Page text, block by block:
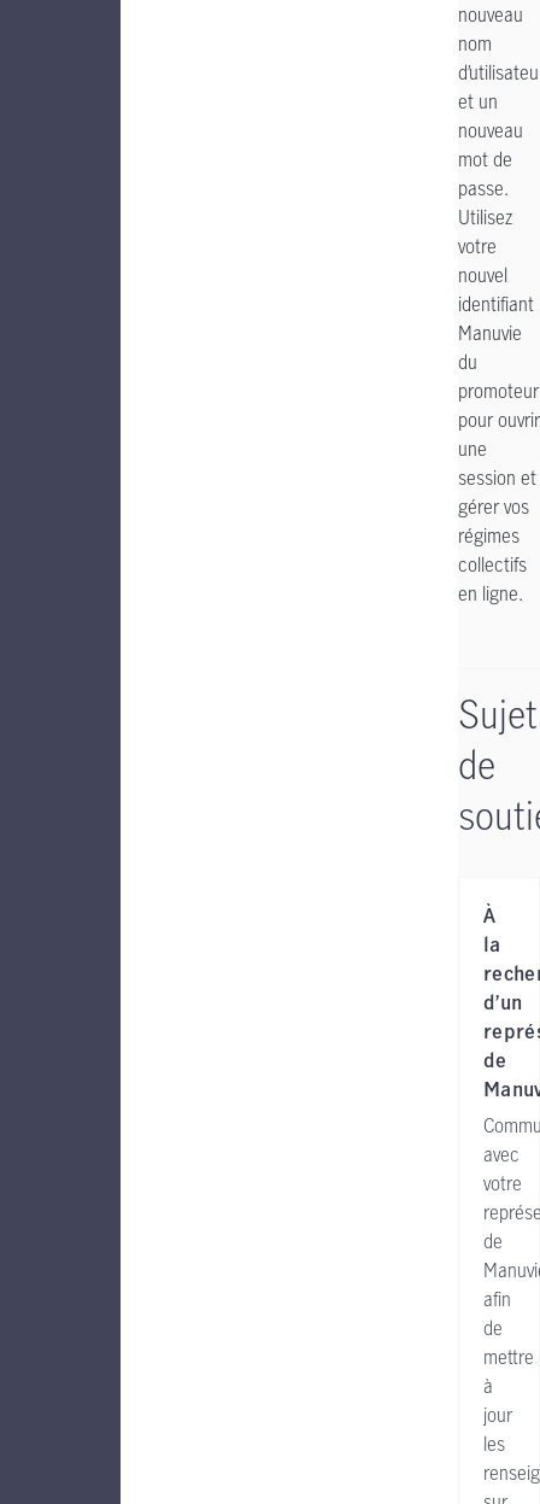
nouveau
nom
et un
nouveau
mot de
passe.
Utilisez
votre
nouvel
identifiant
Manuvie
du
promoteur
pour ouvrir
une
session et
gérer vos
régimes
collectifs
en ligne.
de
À
la
d’un
de
avec
votre
de
afin
de
mettre
à
jour
les